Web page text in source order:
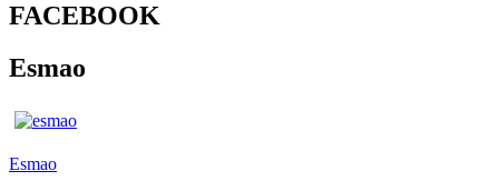
FACEBOOK
Esmao
Esmao